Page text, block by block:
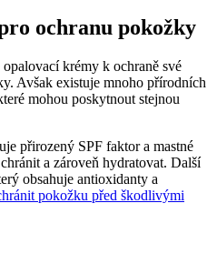
ochranu pokožky
krémy k ochraně své
Avšak existuje mnoho přírodních
mohou poskytnout stejnou
přirozený SPF faktor a mastné
a zároveň hydratovat. Další
obsahuje antioxidanty a
pokožku před škodlivými